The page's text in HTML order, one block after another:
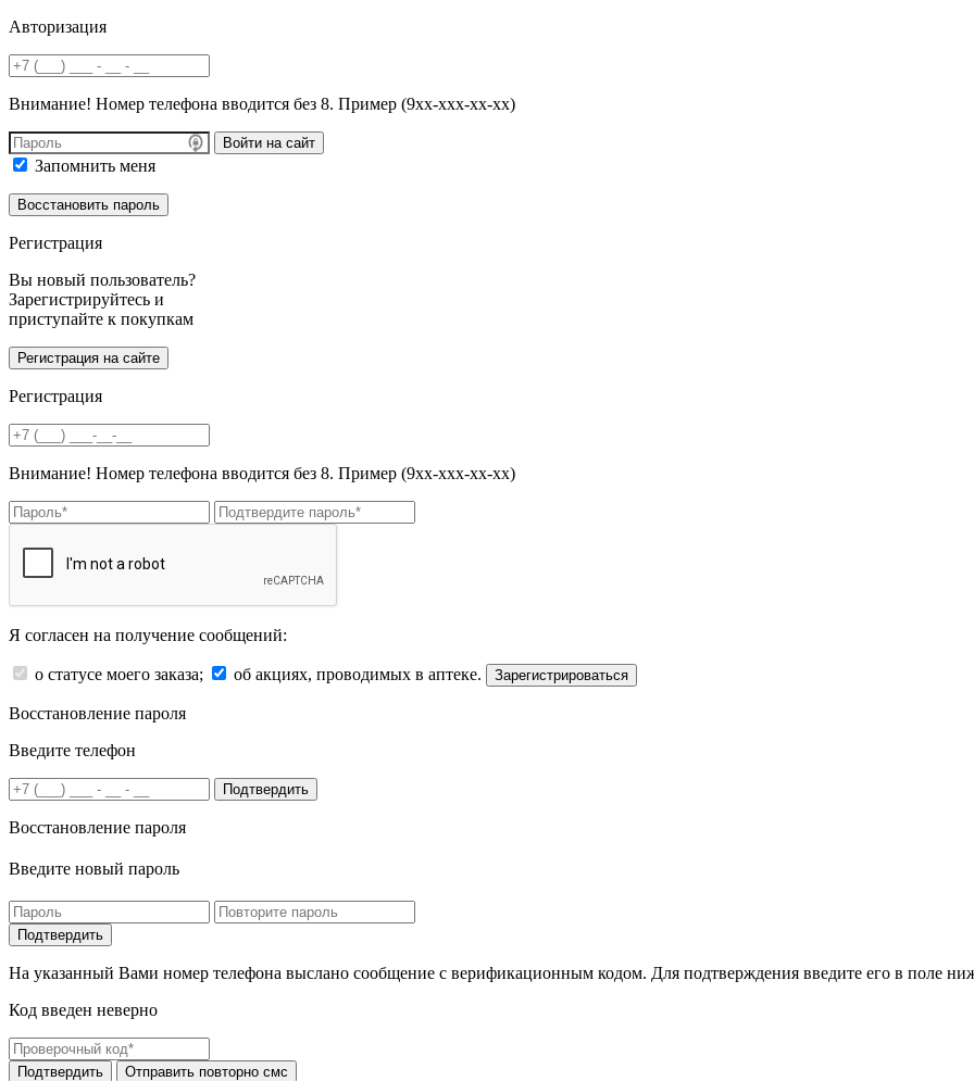
Авторизация
Внимание! Номер телефона вводится без 8. Пример (9хх-ххх-хх-хх)
Войти на сайт
Запомнить меня
Регистрация
Вы новый пользователь?
Зарегистрируйтесь и
приступайте к покупкам
Регистрация
Внимание! Номер телефона вводится без 8. Пример (9хх-ххх-хх-хх)
Я согласен на получение сообщений:
о статусе моего заказа; об акциях, проводимых в аптеке. Зарегистрироваться
Восстановление пароля
Введите телефон
Подтвердить
Восстановление пароля
Введите новый пароль
На указанный Вами номер телефона выслано сообщение с верификационным кодом. Для подтверждения введите его в поле
Код введен неверно